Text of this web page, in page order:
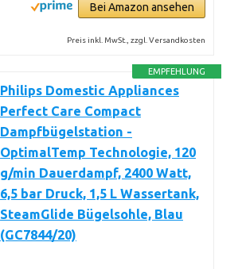
Bei Amazon ansehen
Preis inkl. MwSt., zzgl. Versandkosten
EMPFEHLUNG
Philips Domestic Appliances
Perfect Care Compact
Dampfbügelstation -
OptimalTemp Technologie, 120
g/min Dauerdampf, 2400 Watt,
6,5 bar Druck, 1,5 L Wassertank,
SteamGlide Bügelsohle, Blau
(GC7844/20)